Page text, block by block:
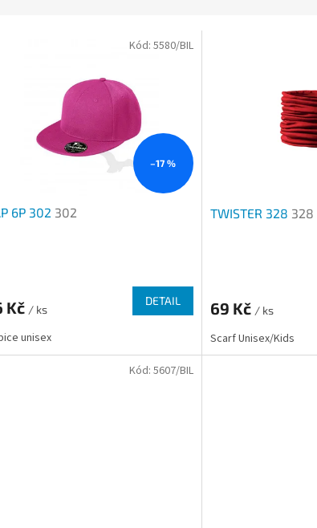
–17 %
6P 302 302
Kč / ks
DETAIL
unisex
Kód: 5580/BIL
TWISTER 328 328
je
z
5
69 Kč / ks
Scarf Unisex/Kids
Kód: 5607/BIL